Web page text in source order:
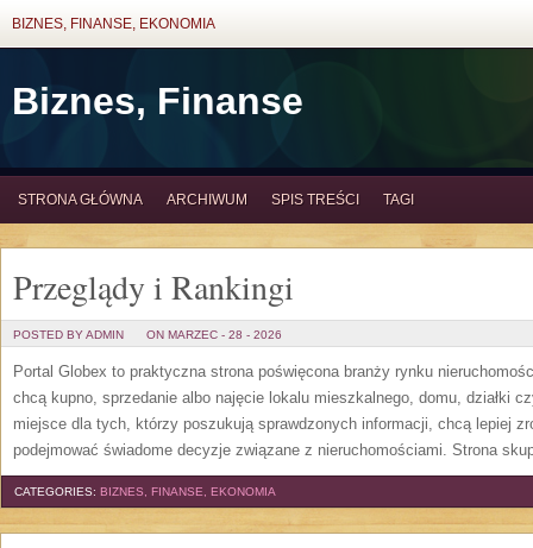
BIZNES, FINANSE, EKONOMIA
Biznes, Finanse
STRONA GŁÓWNA ARCHIWUM SPIS TREŚCI TAGI
Przeglądy i Rankingi
POSTED BY ADMIN ON MARZEC - 28 - 2026
Portal Globex to praktyczna strona poświęcona branży rynku
chcą kupno, sprzedanie albo najęcie lokalu mieszkalnego, domu, działki
miejsce dla tych, którzy poszukują sprawdzonych informacji, chcą lepiej
podejmować świadome decyzje związane z nieruchomościami. Strona
CATEGORIES: BIZNES, FINANSE, EKONOMIA